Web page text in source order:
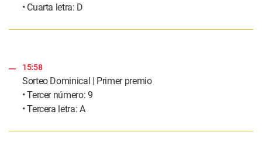
• Cuarta letra: D
15:58
Sorteo Dominical | Primer premio
• Tercer número: 9
• Tercera letra: A